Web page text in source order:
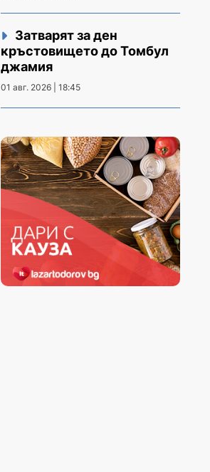
Затварят за ден
кръстовището до Томбул
джамия
01 авг. 2026 | 18:45